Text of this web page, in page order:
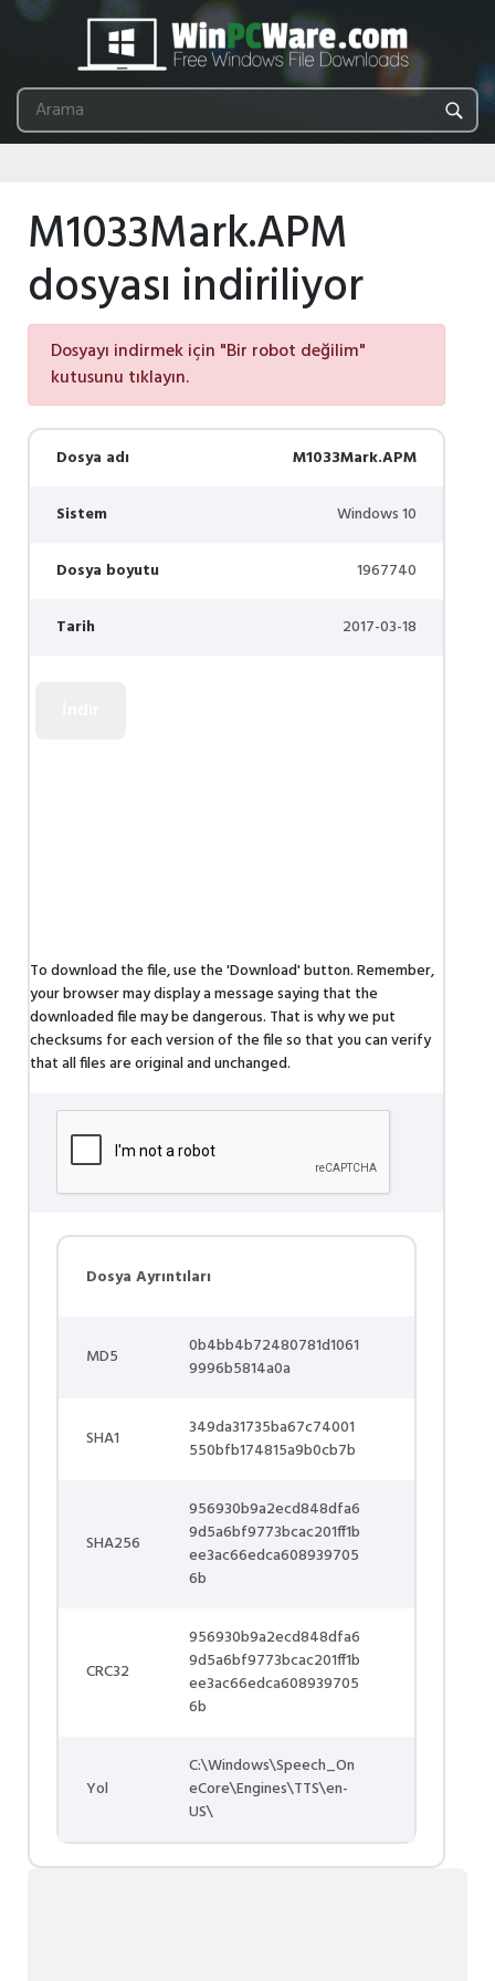
M1033Mark.APM
dosyası indiriliyor
Dosyayı indirmek için "Bir robot değilim"
kutusunu tıklayın.
Dosya adı M1033Mark.APM
Sistem Windows 10
Dosya boyutu 1967740
Tarih 2017-03-18
To download the file, use the 'Download' button. Remember,
your browser may display a message saying that the
downloaded file may be dangerous. That is why we put
checksums for each version of the file so that you can verify
that all files are original and unchanged.
Dosya Ayrıntıları
MD5
0b4bb4b72480781d1061
9996b5814a0a
SHA1
349da31735ba67c74001
550bfb174815a9b0cb7b
SHA256
956930b9a2ecd848dfa6
9d5a6bf9773bcac201ff1b
ee3ac66edca608939705
6b
CRC32
956930b9a2ecd848dfa6
9d5a6bf9773bcac201ff1b
ee3ac66edca608939705
6b
Yol
C:\Windows\Speech_On
eCore\Engines\TTS\en-
US\